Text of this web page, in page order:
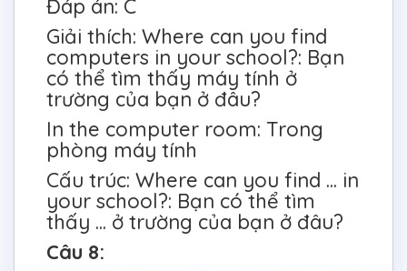
Đáp án: C
Giải thích: Where can you find
computers in your school?: Bạn
có thể tìm thấy máy tính ở
trường của bạn ở đâu?
In the computer room: Trong
phòng máy tính
Cấu trúc: Where can you find ... in
your school?: Bạn có thể tìm
thấy ... ở trường của bạn ở đâu?
Câu 8: